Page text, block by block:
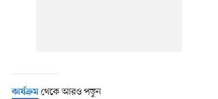
কার্যক্রমথেকে আরও পড়ুন